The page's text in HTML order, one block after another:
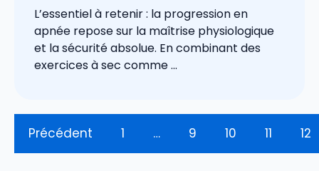
L’essentiel à retenir : la progression en
apnée repose sur la maîtrise physiologique
et la sécurité absolue. En combinant des
exercices à sec comme ...
Précédent 1 … 9 10 11 12